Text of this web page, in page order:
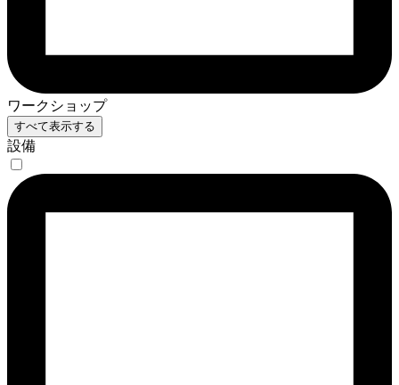
ワークショップ
すべて表示する
設備